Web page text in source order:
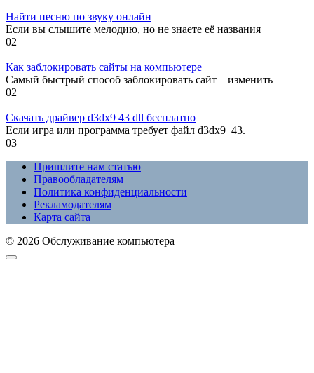
Найти песню по звуку онлайн
Если вы слышите мелодию, но не знаете её названия
02
Как заблокировать сайты на компьютере
Самый быстрый способ заблокировать сайт – изменить
02
Скачать драйвер d3dx9 43 dll бесплатно
Если игра или программа требует файл d3dx9_43.
03
Пришлите нам статью
Правообладателям
Политика конфиденциальности
Рекламодателям
Карта сайта
© 2026 Обслуживание компьютера